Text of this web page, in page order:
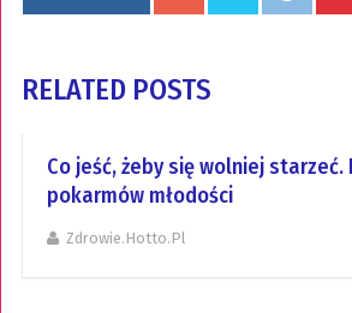
RELATED POSTS
Co jeść, żeby się wolniej
pokarmów młodości
Zdrowie.hotto.pl